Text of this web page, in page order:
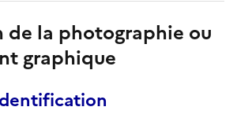
de la photographie ou
graphique